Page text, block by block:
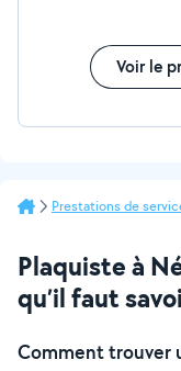
Voir le
Prestations de
Plaquiste à
qu’il faut
Comment trouver